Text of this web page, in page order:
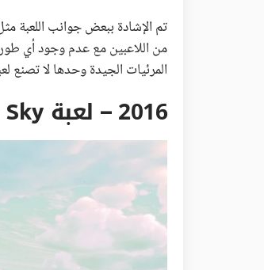
تم الإشادة ببعض جوانب اللعبة
المرئيات الجيدة وحدها لا تصنع
2016 – لعبة No Man’s Sky